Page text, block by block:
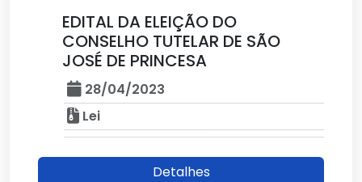
EDITAL DA ELEIÇÃO DO
CONSELHO TUTELAR DE SÃO
JOSÉ DE PRINCESA
28/04/2023
Lei
Detalhes